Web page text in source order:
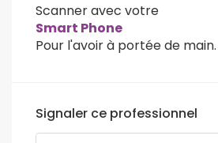
Scanner avec votre
Smart Phone
Pour l'avoir à portée de main.
Signaler ce professionnel